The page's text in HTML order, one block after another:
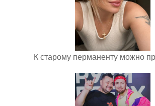
К старому перманенту можно